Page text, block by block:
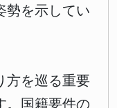
勢を示してい
方を巡る重要
。国籍要件の